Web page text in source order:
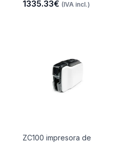
1335.33€ (IVA incl.)
ZC100 impresora de